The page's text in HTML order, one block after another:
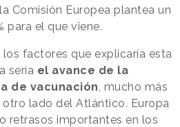
Comisión Europea plantea un
para el que viene.
los factores que explicaría esta
sería el avance de la
de vacunación , mucho más
otro lado del Atlántico. Europa
retrasos importantes en los